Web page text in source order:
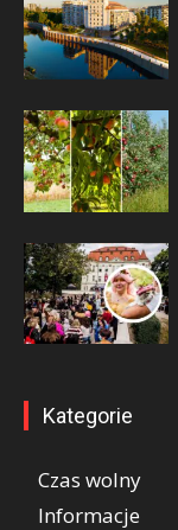
Kategorie
Czas wolny
Informacje